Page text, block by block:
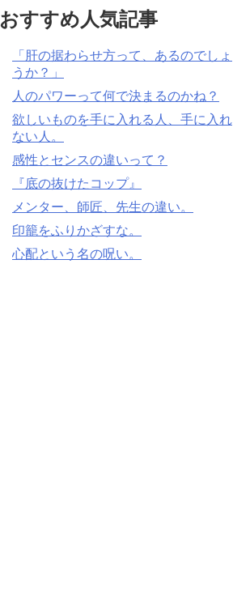
おすすめ人気記事
「肝の据わらせ方って、あるのでしょ
うか？」
人のパワーって何で決まるのかね？
欲しいものを手に入れる人、手に入れ
ない人。
感性とセンスの違いって？
『底の抜けたコップ』
メンター、師匠、先生の違い。
印籠をふりかざすな。
心配という名の呪い。